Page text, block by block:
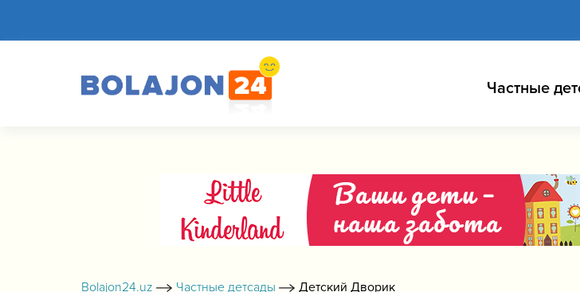
Частные
Bolajon24.uz Частные детсады Детский Дворик